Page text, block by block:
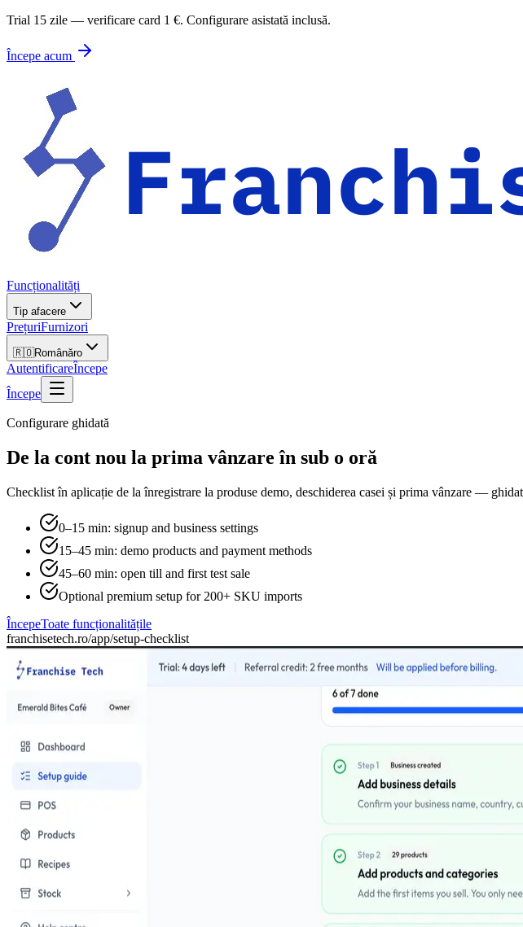
Trial 15 zile — verificare card 1 €. Configurare asistată inclusă.
Începe acum
Funcționalități
Tip afacere
PrețuriFurnizori
🇷🇴Românăro
AutentificareÎncepe
Începe
Configurare ghidată
De la cont nou la prima vânzare în sub o oră
Checklist în aplicație de la înregistrare la produse demo, deschiderea casei și prima vânzare —
0–15 min: signup and business settings
15–45 min: demo products and payment methods
45–60 min: open till and first test sale
Optional premium setup for 200+ SKU imports
ÎncepeToate funcționalitățile
franchisetech.ro/app/setup-checklist